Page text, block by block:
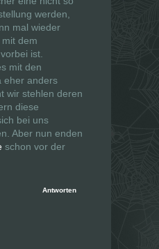
werden,
mal wieder
dem
ist.
mit den
eher anders
wir stehlen deren
diese
bei uns
Aber nun enden
schon vor der
Antworten